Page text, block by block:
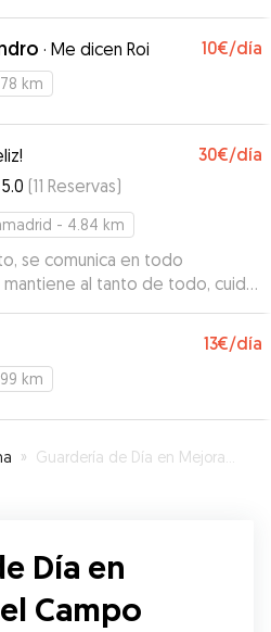
me llena el corazón de
nada en tu ausencia”
· Me dicen Roi 10€/día
km
30€/día
5.0 (11 Reservas)
- 4.84 km
se comunica en todo
al tanto de todo, cuidó
ampliamente
13€/día
km
» Guardería de Día en Mejorada del Campo
Día en
Campo